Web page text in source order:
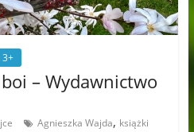
3+
– Wydawnictwo
Agnieszka Wajda, książki